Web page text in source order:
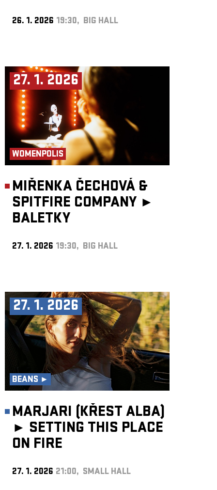
26. 1. 2026 19:30, BIG HALL
27. 1. 2026
WOMENPOLIS
MIŘENKA ČECHOVÁ &
SPITFIRE COMPANY ►
BALETKY
27. 1. 2026 19:30, BIG HALL
27. 1. 2026
BEANS ►
MARJARI (KŘEST ALBA)
► SETTING THIS PLACE
ON FIRE
27. 1. 2026 21:00, SMALL HALL